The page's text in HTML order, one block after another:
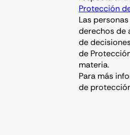
Protección
Las
derechos de
de
de
materia.
Para más
de